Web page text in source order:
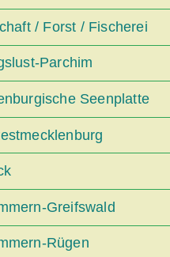
/ Forst / Fischerei
Parchim
Seenplatte
Greifswald
Rügen